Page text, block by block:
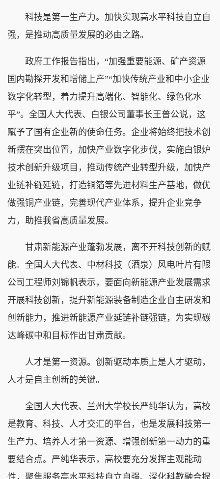
科技是第一生产力。加快实现高水平科技自立自
强，是推动高质量发展的必由之路。
政府工作报告指出，“加强重要能源、矿产资源
国内勘探开发和增储上产”“加快传统产业和中小企业
数字化转型，着力提升高端化、智能化、绿色化水
平”。全国人大代表、白银公司董事长王普公说，这
赋予了国有企业新的使命任务。企业将始终把技术创
新摆在突出位置，加快产业数字化步伐，实施白银炉
技术创新升级项目，推动传统产业转型升级，加快产
业链补链延链，打造铜箔等先进材料生产基地，做优
做强铜产业链，完善现代产业体系，提升企业竞争
力，助推我省高质量发展。
甘肃新能源产业蓬勃发展，离不开科技创新的赋
能。全国人大代表、中材科技（酒泉）风电叶片有限
公司工程师刘锦帆表示，要面向新能源产业发展需求
开展科技创新，提升新能源装备制造企业自主研发和
创新能力，推进新能源产业延链补链强链，为实现碳
达峰碳中和目标作出甘肃贡献。
人才是第一资源。创新驱动本质上是人才驱动，
人才是自主创新的关键。
全国人大代表、兰州大学校长严纯华认为，高校
是教育、科技、人才交汇的平台，也是发展科技第一
生产力、培养人才第一资源、增强创新第一动力的重
要结合点。严纯华表示，高校要充分发挥主观能动
性，聚焦服务高水平科技自立自强、深化科教融合提